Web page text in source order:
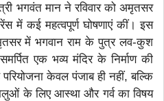
भगवंत मान ने रविवार को अमृतसर
में कई महत्वपूर्ण घोषणाएं कीं। इस
में भगवान राम के पुत्र लव-कुश
एक भव्य मंदिर के निर्माण की
केवल पंजाब ही नहीं, बल्कि
के लिए आस्था और गर्व का विषय